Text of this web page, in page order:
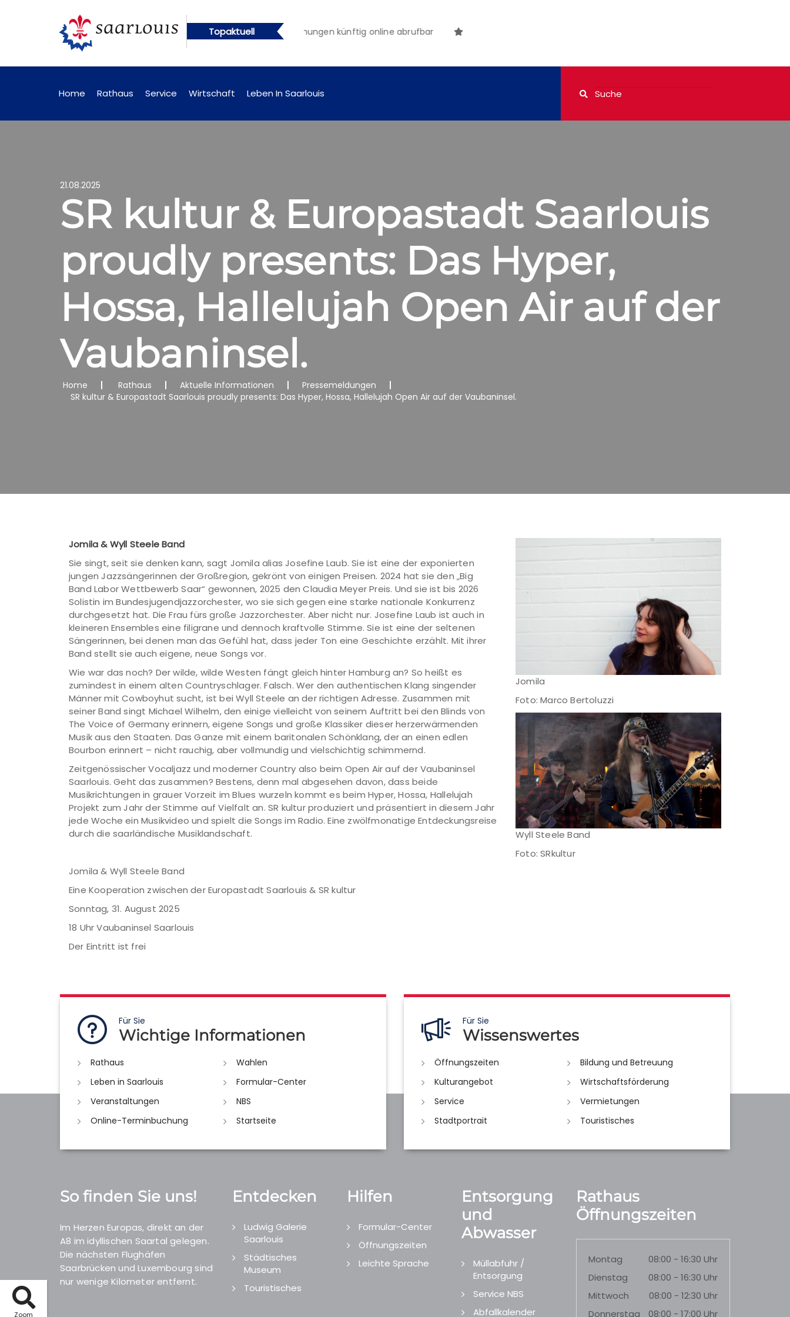
Zoom
Topaktuell
künftig online abrufbar Öffentliche Bekanntmachungen künftig online abrufbar
Home Rathaus Service Wirtschaft Leben In Saarlouis
21.08.2025
SR kultur & Europastadt Saarlouis
proudly presents: Das Hyper,
Hossa, Hallelujah Open Air auf der
Vaubaninsel.
Home Rathaus Aktuelle Informationen
Pressemeldungen
SR kultur & Europastadt Saarlouis proudly presents: Das Hyper, Hossa, Hallelujah Open Air auf der Vaubaninsel.
Jomila & Wyll Steele Band
Sie singt, seit sie denken kann, sagt Jomila alias Josefine Laub. Sie ist eine der exponierten
jungen Jazzsängerinnen der Großregion, gekrönt von einigen Preisen. 2024 hat sie den „Big
Band Labor Wettbewerb Saar“ gewonnen, 2025 den Claudia Meyer Preis. Und sie ist bis 2026
Solistin im Bundesjugendjazzorchester, wo sie sich gegen eine starke nationale Konkurrenz
durchgesetzt hat. Die Frau fürs große Jazzorchester. Aber nicht nur. Josefine Laub ist auch in
kleineren Ensembles eine filigrane und dennoch kraftvolle Stimme. Sie ist eine der seltenen
Sängerinnen, bei denen man das Gefühl hat, dass jeder Ton eine Geschichte erzählt. Mit ihrer
Band stellt sie auch eigene, neue Songs vor.
Wie war das noch? Der wilde, wilde Westen fängt gleich hinter Hamburg an? So heißt es
zumindest in einem alten Countryschlager. Falsch. Wer den authentischen Klang singender
Männer mit Cowboyhut sucht, ist bei Wyll Steele an der richtigen Adresse. Zusammen mit
seiner Band singt Michael Wilhelm, den einige vielleicht von seinem Auftritt bei den Blinds von
The Voice of Germany erinnern, eigene Songs und große Klassiker dieser herzerwärmenden
Musik aus den Staaten. Das Ganze mit einem baritonalen Schönklang, der an einen edlen
Bourbon erinnert – nicht rauchig, aber vollmundig und vielschichtig schimmernd.
Zeitgenössischer Vocaljazz und moderner Country also beim Open Air auf der Vaubaninsel
Saarlouis. Geht das zusammen? Bestens, denn mal abgesehen davon, dass beide
Musikrichtungen in grauer Vorzeit im Blues wurzeln kommt es beim Hyper, Hossa, Hallelujah
Projekt zum Jahr der Stimme auf Vielfalt an. SR kultur produziert und präsentiert in diesem Jahr
jede Woche ein Musikvideo und spielt die Songs im Radio. Eine zwölfmonatige Entdeckungsreise
durch die saarländische Musiklandschaft.
Jomila & Wyll Steele Band
Eine Kooperation zwischen der Europastadt Saarlouis & SR kultur
Sonntag, 31. August 2025
18 Uhr Vaubaninsel Saarlouis
Der Eintritt ist frei
Jomila
Foto: Marco Bertoluzzi
Wyll Steele Band
Foto: SRkultur
Für Sie
Wichtige Informationen
Rathaus
Wahlen
Leben in Saarlouis
Formular-Center
Veranstaltungen
NBS
Online-Terminbuchung
Startseite
Für Sie
Wissenswertes
Öffnungszeiten
Bildung und Betreuung
Kulturangebot
Wirtschaftsförderung
Service
Vermietungen
Stadtportrait
Touristisches
So finden Sie uns!
Im Herzen Europas, direkt an der
A8 im idyllischen Saartal gelegen.
Die nächsten Flughäfen
Saarbrücken und Luxembourg sind
nur wenige Kilometer entfernt.
Entdecken
Ludwig Galerie
Saarlouis
Städtisches
Museum
Touristisches
Hilfen
Formular-Center
Öffnungszeiten
Leichte Sprache
Entsorgung
und
Abwasser
Müllabfuhr /
Entsorgung
Service NBS
Abfallkalender
Rathaus
Öffnungszeiten
Montag
08:00 - 16:30 Uhr
Dienstag
08:00 - 16:30 Uhr
Mittwoch
08:00 - 12:30 Uhr
Donnerstag
08:00 - 17:00 Uhr